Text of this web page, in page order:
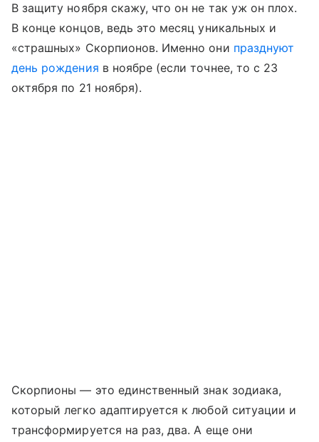
В защиту ноября скажу, что он не так уж он плох.
В конце концов, ведь это месяц уникальных и
«страшных» Скорпионов. Именно они празднуют
день рождения в ноябре (если точнее, то с 23
октября по 21 ноября).
Скорпионы — это единственный знак зодиака,
который легко адаптируется к любой ситуации и
трансформируется на раз, два. А еще они